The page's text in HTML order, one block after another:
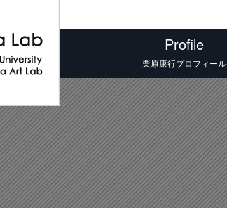
Profile
栗原康行プロフィール